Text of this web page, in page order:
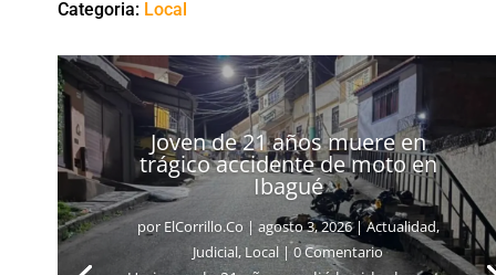
Joven de 21 años muere en
trágico accidente de moto en
Ibagué
por agosto 3, 2026|Actualidad,
Judicial, Local| 0 Comentario
Un joven de 21 años perdió la vida durante